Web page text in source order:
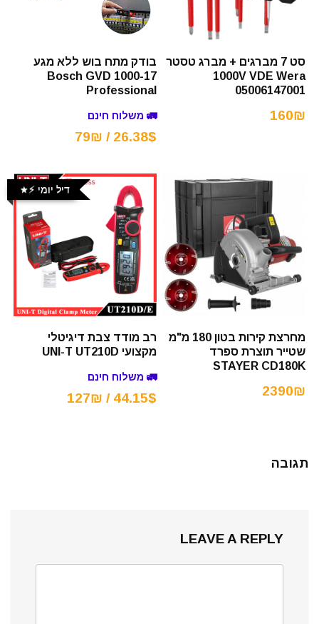
סט 7 מברגים + מברג טסטר
1000V VDE Wera
05006147001
160₪
בודק מתח בוש ללא מגע
Bosch GVD 1000-17
Professional
🚛 משלוח חינם
26.38$ / 79₪
מחרצת קירות בטון 180 מ"מ
שטייר תוצרת ספרד
STAYER CD180K
2390₪
דיל יומי ⚡️
רב מודד צבת דיגיטלי
מקצועי UNI-T UT210D
🚛 משלוח חינם
44.15$ / 127₪
תגובה
LEAVE A REPLY